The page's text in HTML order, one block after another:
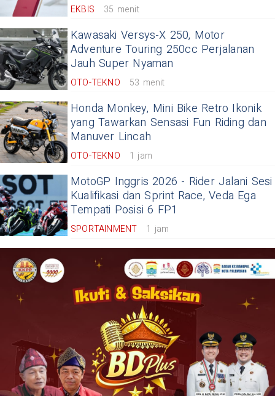
EKBIS 35 menit
Kawasaki Versys-X 250, Motor
Adventure Touring 250cc Perjalanan
Jauh Super Nyaman
OTO-TEKNO 53 menit
Honda Monkey, Mini Bike Retro Ikonik
yang Tawarkan Sensasi Fun Riding dan
Manuver Lincah
OTO-TEKNO 1 jam
MotoGP Inggris 2026 - Rider Jalani Sesi
Kualifikasi dan Sprint Race, Veda Ega
Tempati Posisi 6 FP1
SPORTAINMENT 1 jam